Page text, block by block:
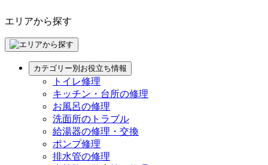
エリアから探す
カテゴリー別お役立ち情報
トイレ修理
キッチン・台所の修理
お風呂の修理
洗面所のトラブル
給湯器の修理・交換
ポンプ修理
排水管の修理